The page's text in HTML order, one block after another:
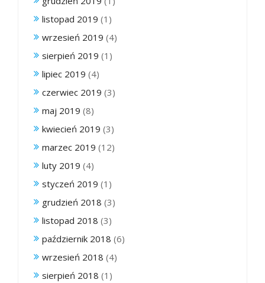
listopad 2019 (1)
wrzesień 2019 (4)
sierpień 2019 (1)
lipiec 2019 (4)
czerwiec 2019 (3)
maj 2019 (8)
kwiecień 2019 (3)
marzec 2019 (12)
luty 2019 (4)
styczeń 2019 (1)
grudzień 2018 (3)
listopad 2018 (3)
październik 2018 (6)
wrzesień 2018 (4)
sierpień 2018 (1)